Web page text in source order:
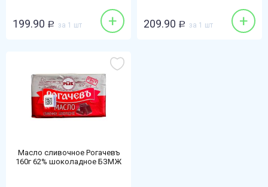
199.90 Р за 1 шт + 209.90 Р за 1 шт +
Масло сливочное Рогачевъ
160г 62% шоколадное БЗМЖ